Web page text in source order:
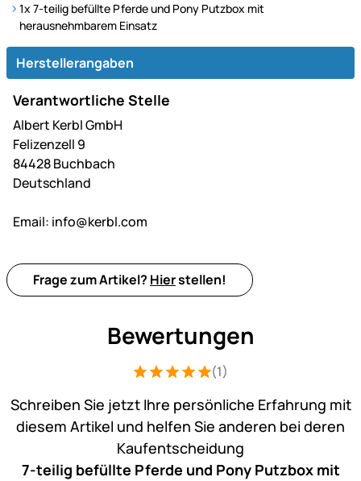
1x 7-teilig befüllte Pferde und Pony Putzbox mit
herausnehmbarem Einsatz
Herstellerangaben
Verantwortliche Stelle
Albert Kerbl GmbH
Felizenzell 9
84428 Buchbach
Deutschland
Email: info@kerbl.com
Frage zum Artikel? Hierstellen!
Bewertungen
Bewertung: 5 von 5 (1 Bewertungen)
1 Bewertung(1)
Schreiben Sie jetzt Ihre persönliche Erfahrung mit
diesem Artikel und helfen Sie anderen bei deren
Kaufentscheidung
7-teilig befüllte Pferde und Pony Putzbox mit